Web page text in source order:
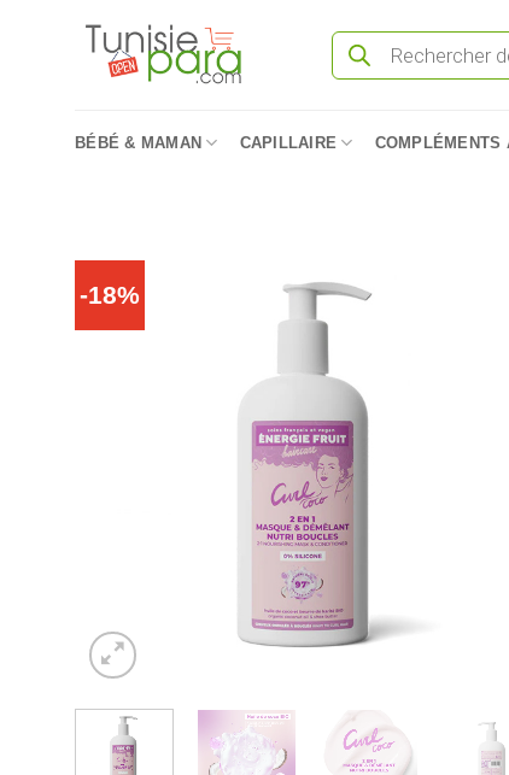
Recherche
produits
BÉBÉ & MAMAN CAPILLAIRE COMPLÉMENTS
-18%